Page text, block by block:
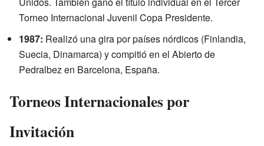
Torneo Internacional Juvenil Copa Presidente.
1987: Realizó una gira por países nórdicos (Finlandia,
Suecia, Dinamarca) y compitió en el Abierto de
Pedralbez en Barcelona, España.
Torneos Internacionales por
Invitación